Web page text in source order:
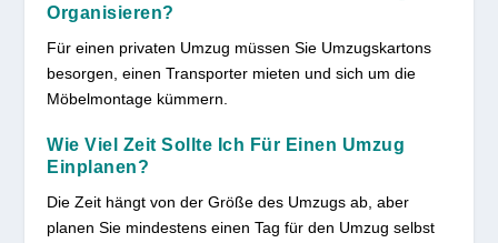
Organisieren?
Für einen privaten Umzug müssen Sie Umzugskartons
besorgen, einen Transporter mieten und sich um die
Möbelmontage kümmern.
Wie Viel Zeit Sollte Ich Für Einen Umzug
Einplanen?
Die Zeit hängt von der Größe des Umzugs ab, aber
planen Sie mindestens einen Tag für den Umzug selbst